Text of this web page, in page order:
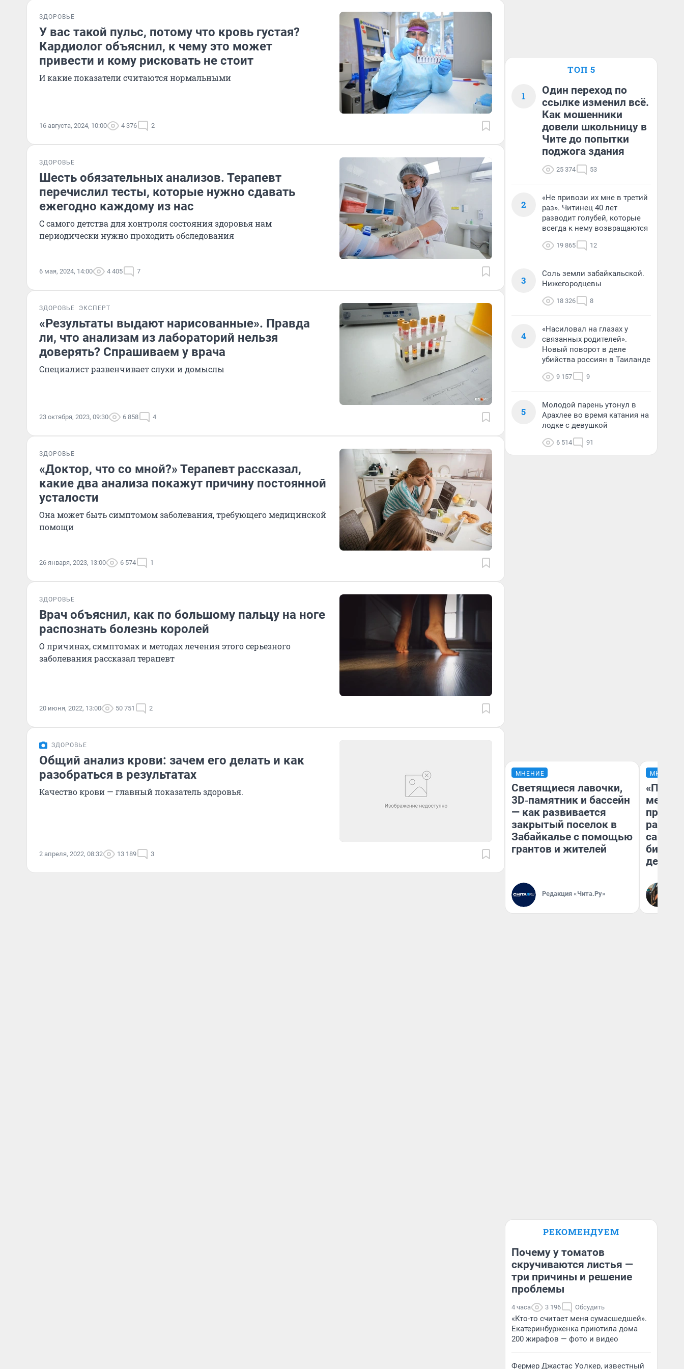
ЗДОРОВЬЕ
У вас такой пульс, потому что кровь густая?
Кардиолог объяснил, к чему это может
привести и кому рисковать не стоит
И какие показатели считаются нормальными
16 августа, 2024, 10:00 4 376 2
ЗДОРОВЬЕ
Шесть обязательных анализов. Терапевт
перечислил тесты, которые нужно сдавать
ежегодно каждому из нас
С самого детства для контроля состояния здоровья нам
периодически нужно проходить обследования
6 мая, 2024, 14:00 4 405 7
ЗДОРОВЬЕ ЭКСПЕРТ
«Результаты выдают нарисованные». Правда
ли, что анализам из лабораторий нельзя
доверять? Спрашиваем у врача
Специалист развенчивает слухи и домыслы
23 октября, 2023, 09:30 6 858 4
ЗДОРОВЬЕ
«Доктор, что со мной?» Терапевт рассказал,
какие два анализа покажут причину постоянной
усталости
Она может быть симптомом заболевания, требующего медицинской
помощи
26 января, 2023, 13:00 6 574 1
ЗДОРОВЬЕ
Врач объяснил, как по большому пальцу на ноге
распознать болезнь королей
О причинах, симптомах и методах лечения этого серьезного
заболевания рассказал терапевт
20 июня, 2022, 13:00 50 751 2
ЗДОРОВЬЕ
Общий анализ крови: зачем его делать и как
разобраться в результатах
Качество крови — главный показатель здоровья.
2 апреля, 2022, 08:32 13 189 3
ТОП 5
1
Один переход по
ссылке изменил всё.
Как мошенники
довели школьницу в
Чите до попытки
поджога здания
25 374 53
2
«Не привози их мне в третий
раз». Читинец 40 лет
разводит голубей, которые
всегда к нему возвращаются
19 865 12
3
Соль земли забайкальской.
Нижегородцевы
18 326 8
4
«Насиловал на глазах у
связанных родителей».
Новый поворот в деле
убийства россиян в Таиланде
9 157 9
5
Молодой парень утонул в
Арахлее во время катания на
лодке с девушкой
6 514 91
МНЕНИЕ
Светящиеся лавочки,
3D‑памятник и бассейн
— как развивается
закрытый поселок в
Забайкалье с помощью
грантов и жителей
Редакция «Чита.Ру»
МНЕНИЕ
самом
РЕКОМЕНДУЕМ
Почему у томатов
скручиваются листья —
три причины и решение
проблемы
4 часа 3 196 Обсудить
«Кто-то считает меня сумасшедшей».
Екатеринбурженка приютила дома
200 жирафов — фото и видео
Фермер Джастас Уолкер, известный